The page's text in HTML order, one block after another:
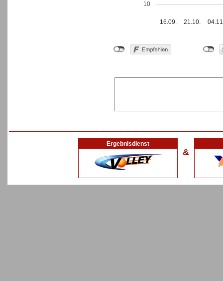
16.09. 21.10.
10
Ergebnisdienst
&